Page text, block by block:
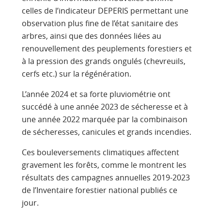
celles de l’indicateur DEPERIS permettant une
observation plus fine de l’état sanitaire des
arbres, ainsi que des données liées au
renouvellement des peuplements forestiers et
à la pression des grands ongulés (chevreuils,
cerfs etc.) sur la régénération.
L’année 2024 et sa forte pluviométrie ont
succédé à une année 2023 de sécheresse et à
une année 2022 marquée par la combinaison
de sécheresses, canicules et grands incendies.
Ces bouleversements climatiques affectent
gravement les forêts, comme le montrent les
résultats des campagnes annuelles 2019-2023
de l’Inventaire forestier national publiés ce
jour.